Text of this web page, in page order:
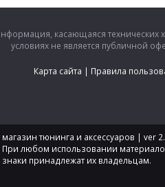
касающаяся
условиях не является публичной
Карта сайта | Правила
тюнинга и аксессуаров | ver
При любом использовании
принадлежат их владельцам.